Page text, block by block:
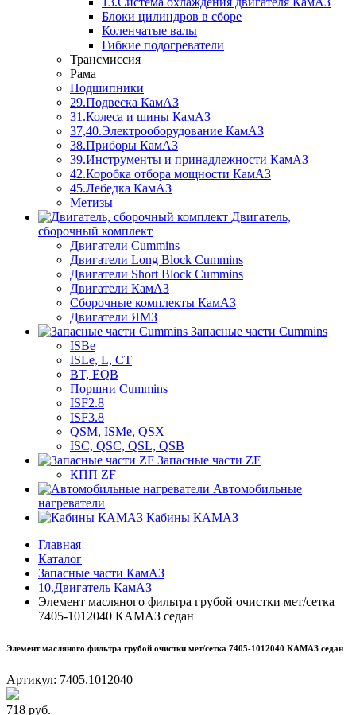
Блоки цилиндров в сборе
Коленчатые валы
Гибкие подогреватели
Трансмиссия
Рама
Подшипники
29.Подвеска КамАЗ
31.Колеса и шины КамАЗ
37,40.Электрооборудование КамАЗ
38.Приборы КамАЗ
39.Инструменты и принадлежности КамАЗ
42.Коробка отбора мощности КамАЗ
45.Лебедка КамАЗ
Метизы
Двигатель,
сборочный комплект
Двигатели Cummins
Двигатели Long Bloсk Cummins
Двигатели Short Bloсk Cummins
Двигатели КамАЗ
Сборочные комплекты КамАЗ
Двигатели ЯМЗ
Запасные части Cummins
ISBe
ISLe, L, CT
BT, EQB
Поршни Cummins
ISF2.8
ISF3.8
QSM, ISMe, QSX
ISC, QSC, QSL, QSB
Запасные части ZF
КПП ZF
Автомобильные
нагреватели
Кабины КАМАЗ
Главная
Каталог
Запасные части КамАЗ
10.Двигатель КамАЗ
Элемент масляного фильтра грубой очистки мет/сетка
7405-1012040 КАМАЗ седан
Элемент масляного фильтра грубой очистки мет/сетка 7405-1012040 КАМАЗ седан
Артикул: 7405.1012040
718 руб.